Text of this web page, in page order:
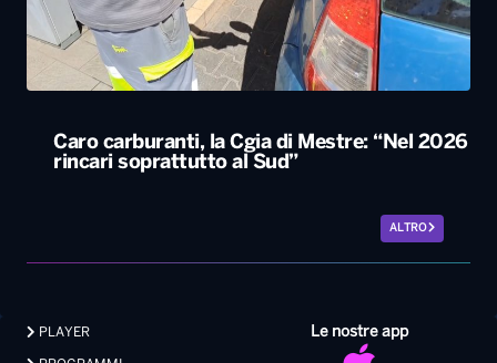
Caro carburanti, la Cgia di Mestre: “Nel 2026
rincari soprattutto al Sud”
ALTRO
Le nostre app
PLAYER